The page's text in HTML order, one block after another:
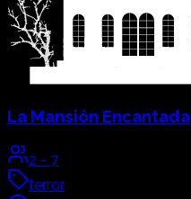
La Mansión Encantada
2 - 7
terror